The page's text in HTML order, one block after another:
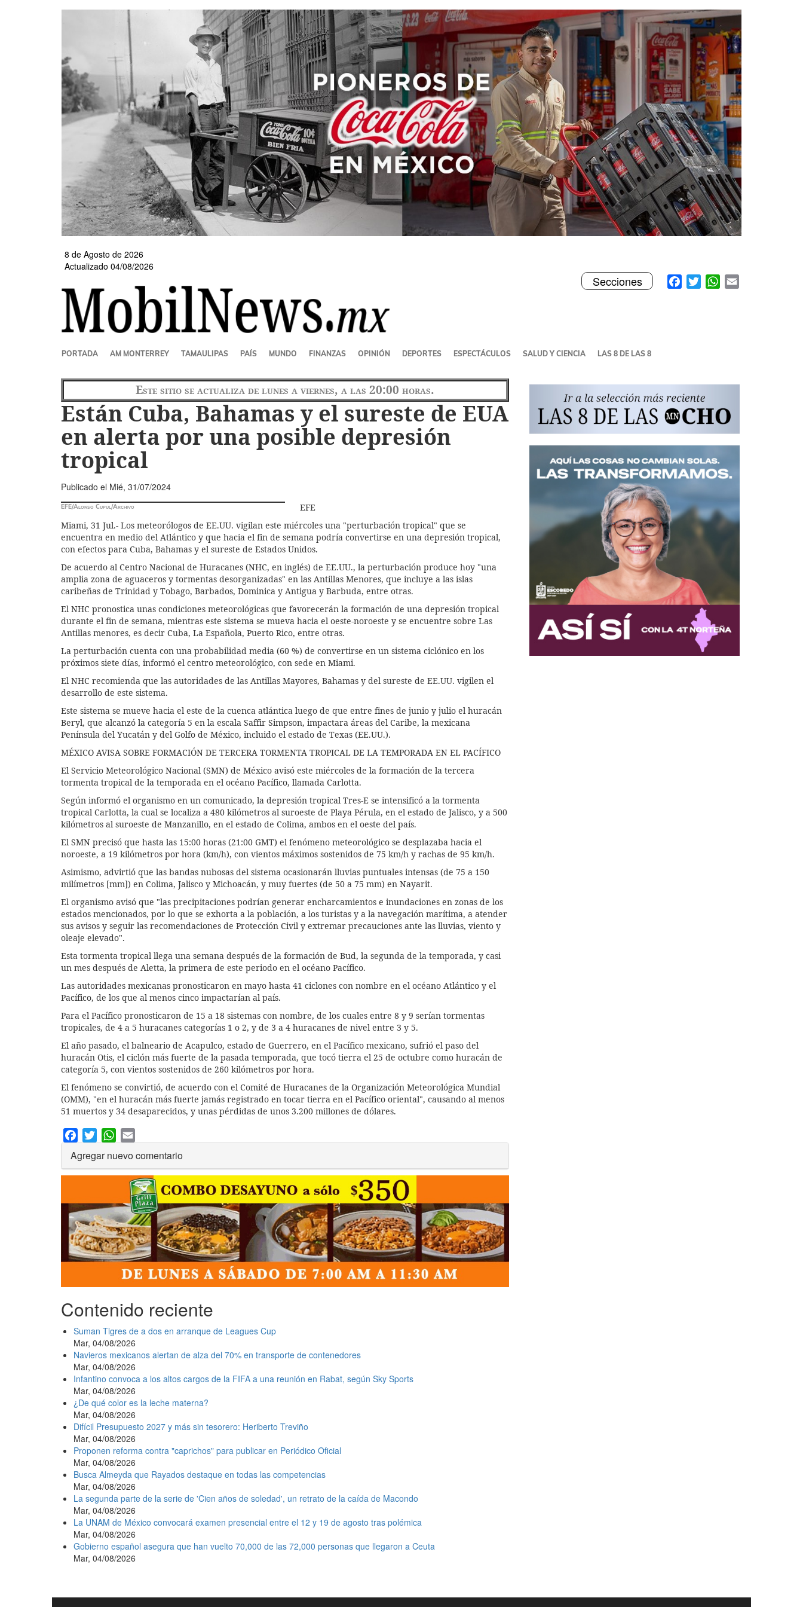
8 de Agosto de 2026
Actualizado 04/08/2026
Facebook
TwitterWhatsApp
Toggle
navigation
Secciones
SECCIONES
PORTADA AM MONTERREY TAMAULIPAS PAÍS MUNDO FINANZAS OPINIÓN DEPORTES ESPECTÁCULOS SALUD Y CIENCIA LAS 8 DE LAS 8
Este sitio se actualiza de lunes a viernes, a las 20:00 horas.
Están Cuba, Bahamas y el sureste de EUA
en alerta por una posible depresión
tropical
Publicado el Mié, 31/07/2024
EFE/Alonso Cupul/Archivo
EFE
Miami, 31 Jul.- Los meteorólogos de EE.UU. vigilan este miércoles una "perturbación tropical" que se
encuentra en medio del Atlántico y que hacia el fin de semana podría convertirse en una depresión tropical,
con efectos para Cuba, Bahamas y el sureste de Estados Unidos.
De acuerdo al Centro Nacional de Huracanes (NHC, en inglés) de EE.UU., la perturbación produce hoy "una
amplia zona de aguaceros y tormentas desorganizadas" en las Antillas Menores, que incluye a las islas
caribeñas de Trinidad y Tobago, Barbados, Dominica y Antigua y Barbuda, entre otras.
El NHC pronostica unas condiciones meteorológicas que favorecerán la formación de una depresión tropical
durante el fin de semana, mientras este sistema se mueva hacia el oeste-noroeste y se encuentre sobre Las
Antillas menores, es decir Cuba, La Española, Puerto Rico, entre otras.
La perturbación cuenta con una probabilidad media (60 %) de convertirse en un sistema ciclónico en los
próximos siete días, informó el centro meteorológico, con sede en Miami.
El NHC recomienda que las autoridades de las Antillas Mayores, Bahamas y del sureste de EE.UU. vigilen el
desarrollo de este sistema.
Este sistema se mueve hacia el este de la cuenca atlántica luego de que entre fines de junio y julio el huracán
Beryl, que alcanzó la categoría 5 en la escala Saffir Simpson, impactara áreas del Caribe, la mexicana
Península del Yucatán y del Golfo de México, incluido el estado de Texas (EE.UU.).
MÉXICO AVISA SOBRE FORMACIÓN DE TERCERA TORMENTA TROPICAL DE LA TEMPORADA EN EL PACÍFICO
El Servicio Meteorológico Nacional (SMN) de México avisó este miércoles de la formación de la tercera
tormenta tropical de la temporada en el océano Pacífico, llamada Carlotta.
Según informó el organismo en un comunicado, la depresión tropical Tres-E se intensificó a la tormenta
tropical Carlotta, la cual se localiza a 480 kilómetros al suroeste de Playa Pérula, en el estado de Jalisco, y a 500
kilómetros al suroeste de Manzanillo, en el estado de Colima, ambos en el oeste del país.
El SMN precisó que hasta las 15:00 horas (21:00 GMT) el fenómeno meteorológico se desplazaba hacia el
noroeste, a 19 kilómetros por hora (km/h), con vientos máximos sostenidos de 75 km/h y rachas de 95 km/h.
Asimismo, advirtió que las bandas nubosas del sistema ocasionarán lluvias puntuales intensas (de 75 a 150
milímetros [mm]) en Colima, Jalisco y Michoacán, y muy fuertes (de 50 a 75 mm) en Nayarit.
El organismo avisó que "las precipitaciones podrían generar encharcamientos e inundaciones en zonas de los
estados mencionados, por lo que se exhorta a la población, a los turistas y a la navegación marítima, a atender
sus avisos y seguir las recomendaciones de Protección Civil y extremar precauciones ante las lluvias, viento y
oleaje elevado".
Esta tormenta tropical llega una semana después de la formación de Bud, la segunda de la temporada, y casi
un mes después de Aletta, la primera de este periodo en el océano Pacífico.
Las autoridades mexicanas pronosticaron en mayo hasta 41 ciclones con nombre en el océano Atlántico y el
Pacífico, de los que al menos cinco impactarían al país.
Para el Pacífico pronosticaron de 15 a 18 sistemas con nombre, de los cuales entre 8 y 9 serían tormentas
tropicales, de 4 a 5 huracanes categorías 1 o 2, y de 3 a 4 huracanes de nivel entre 3 y 5.
El año pasado, el balneario de Acapulco, estado de Guerrero, en el Pacífico mexicano, sufrió el paso del
huracán Otis, el ciclón más fuerte de la pasada temporada, que tocó tierra el 25 de octubre como huracán de
categoría 5, con vientos sostenidos de 260 kilómetros por hora.
El fenómeno se convirtió, de acuerdo con el Comité de Huracanes de la Organización Meteorológica Mundial
(OMM), "en el huracán más fuerte jamás registrado en tocar tierra en el Pacífico oriental", causando al menos
51 muertos y 34 desaparecidos, y unas pérdidas de unos 3.200 millones de dólares.
Facebook
TwitterWhatsApp
Agregar nuevo comentario
Contenido reciente
Suman Tigres de a dos en arranque de Leagues Cup
Mar, 04/08/2026
Navieros mexicanos alertan de alza del 70% en transporte de contenedores
Mar, 04/08/2026
Infantino convoca a los altos cargos de la FIFA a una reunión en Rabat, según Sky Sports
Mar, 04/08/2026
¿De qué color es la leche materna?
Mar, 04/08/2026
Difícil Presupuesto 2027 y más sin tesorero: Heriberto Treviño
Mar, 04/08/2026
Proponen reforma contra "caprichos" para publicar en Periódico Oficial
Mar, 04/08/2026
Busca Almeyda que Rayados destaque en todas las competencias
Mar, 04/08/2026
La segunda parte de la serie de 'Cien años de soledad', un retrato de la caída de Macondo
Mar, 04/08/2026
La UNAM de México convocará examen presencial entre el 12 y 19 de agosto tras polémica
Mar, 04/08/2026
Gobierno español asegura que han vuelto 70,000 de las 72,000 personas que llegaron a Ceuta
Mar, 04/08/2026